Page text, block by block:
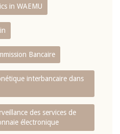
in WAEMU
Bancaire
interbancaire dans
des services de
électronique